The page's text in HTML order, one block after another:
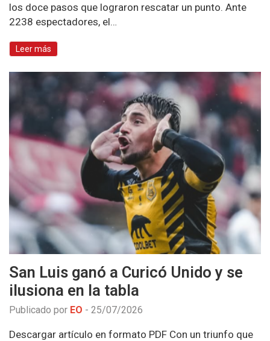
los doce pasos que lograron rescatar un punto. Ante
2238 espectadores, el…
Leer más
San Luis ganó a Curicó Unido y se
ilusiona en la tabla
Publicado por EO - 25/07/2026
Descargar artículo en formato PDF Con un triunfo que